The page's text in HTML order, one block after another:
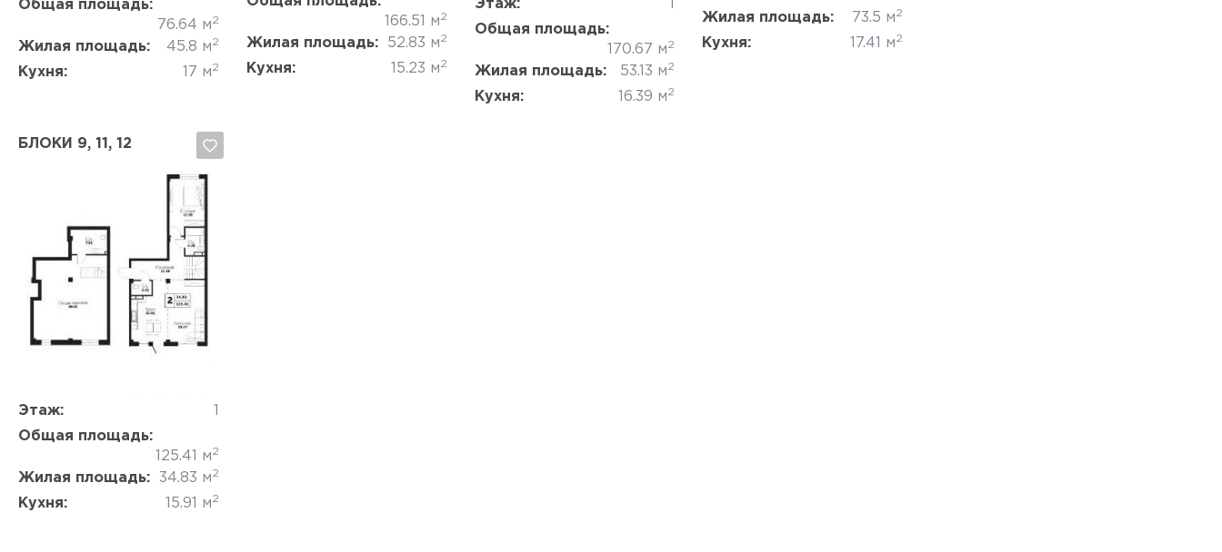
Общая площадь:
76.64 м2
Жилая площадь: 45.8 м2
Кухня: 17 м2
166.51 м2
Жилая площадь: 52.83 м2
Кухня: 15.23 м2
Этаж:
1
Общая площадь:
170.67 м2
Жилая площадь: 53.13 м2
Кухня: 16.39 м2
Жилая площадь: 73.5 м2
Кухня: 17.41 м2
БЛОКИ 9, 11, 12
Этаж:
1
Общая площадь:
125.41 м2
Жилая площадь: 34.83 м2
Кухня: 15.91 м2
Да, удалить Отмена